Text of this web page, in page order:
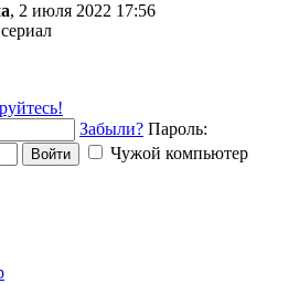
, 2 июля 2022 17:56
Забыли? Пароль:
Войти
Чужой компьютер